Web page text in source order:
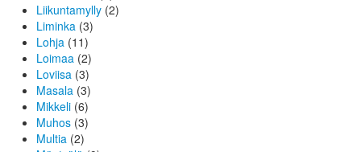
Liikuntamylly (2)
Liminka (3)
Lohja (11)
Loimaa (2)
Loviisa (3)
Masala (3)
Mikkeli (6)
Muhos (3)
Multia (2)